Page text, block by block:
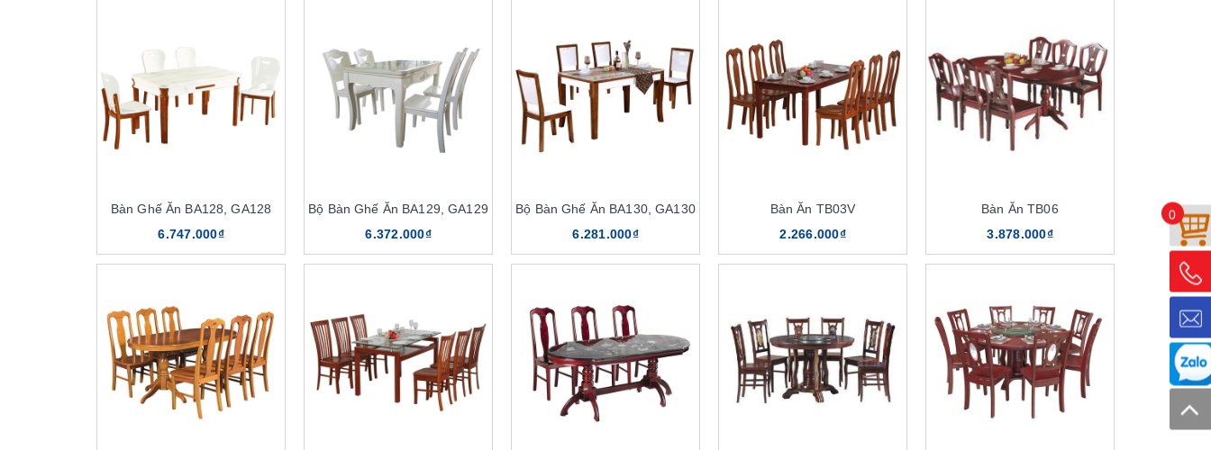
Bàn Ghế Ăn BA128, GA128
6.747.000₫
Bộ Bàn Ghế Ăn BA129, GA129
6.372.000₫
Bộ Bàn Ghế Ăn BA130, GA130
6.281.000₫
Bàn Ăn TB03V
2.266.000₫
Bàn Ăn TB06
3.878.000₫
0